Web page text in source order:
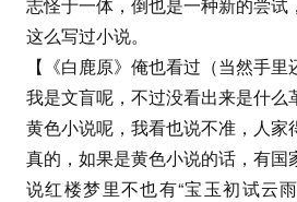
这么写过小说。
【《白鹿原》俺也看过（当然手
我是文盲呢，不过没看出来是什么
黄色小说呢，我看也说不准，人家
真的，如果是黄色小说的话，有国
说红楼梦里不也有“宝玉初试云